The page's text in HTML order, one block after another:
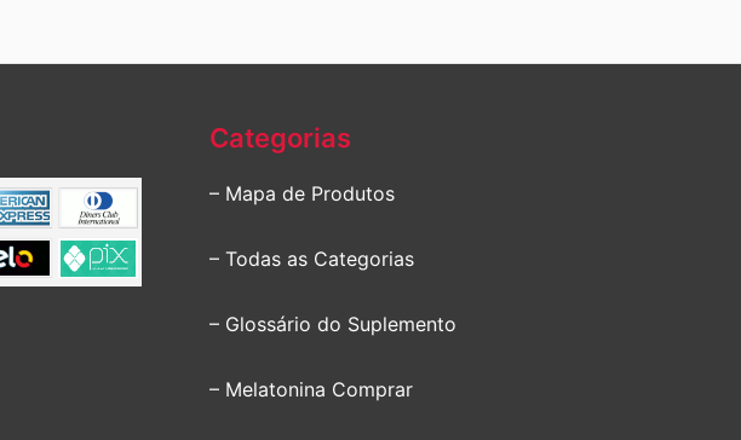
Categorias
– Mapa de Produtos
– Todas as Categorias
– Glossário do Suplemento
– Melatonina Comprar